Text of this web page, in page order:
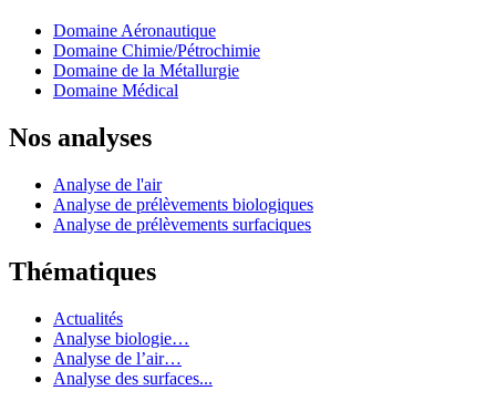
Domaine Aéronautique
Domaine Chimie/Pétrochimie
Domaine de la Métallurgie
Domaine Médical
Nos analyses
Analyse de l'air
Analyse de prélèvements biologiques
Analyse de prélèvements surfaciques
Thématiques
Actualités
Analyse biologie…
Analyse de l’air…
Analyse des surfaces...